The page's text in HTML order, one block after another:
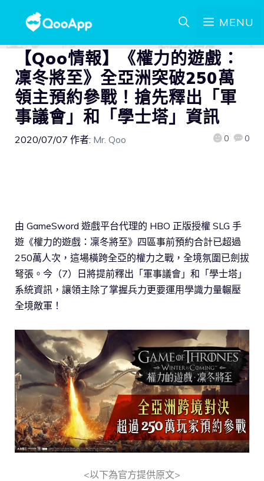
MENU
【Qoo情報】《權力的遊戲：
凜冬將至》全亞洲突破250萬
領主預約參戰！搶先釋出「軍
事議會」和「學士塔」資訊
2020/07/07 作者: Mr. Qoo 0 0
由 GameSword 遊戲平台代理的 HBO 正版授權 SLG 手
遊《權力的遊戲：凜冬將至》四區事前預約合計已超過
250萬人次，這場橫跨全亞的權力之戰，全境氛圍已劍拔
弩張。今（7）日將提前釋出「軍事議會」和「學士塔」
系統資訊，讓領主除了掌握兵力更要運用學識力量輾壓
全境敵軍！
<以下為官方提供原文>